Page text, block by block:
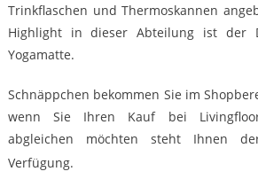
Trinkflaschen und Thermoskannen
Highlight in dieser Abteilung ist der
Yogamatte.
Schnäppchen bekommen Sie im
wenn Sie Ihren Kauf bei
abgleichen möchten steht Ihnen
Verfügung.